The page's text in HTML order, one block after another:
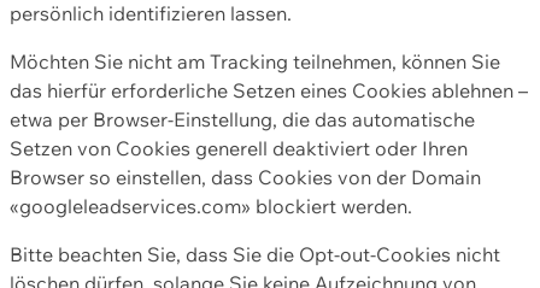
persönlich identifizieren lassen.
Möchten Sie nicht am Tracking teilnehmen, können Sie
das hierfür erforderliche Setzen eines Cookies ablehnen –
etwa per Browser-Einstellung, die das automatische
Setzen von Cookies generell deaktiviert oder Ihren
Browser so einstellen, dass Cookies von der Domain
«googleleadservices.com» blockiert werden.
Bitte beachten Sie, dass Sie die Opt-out-Cookies nicht